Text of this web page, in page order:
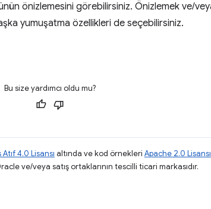
önizlemesini görebilirsiniz. Önizlemek ve/
yumuşatma özellikleri de seçebilirsiniz.
Bu size yardımcı oldu mu?
4.0 Lisansı altında ve kod örnekleri Apache 2.0 Lisansı
ve/veya satış ortaklarının tescilli ticari markasıdır.